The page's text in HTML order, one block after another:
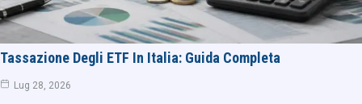
Tassazione Degli ETF In Italia: Guida Completa
Lug 28, 2026